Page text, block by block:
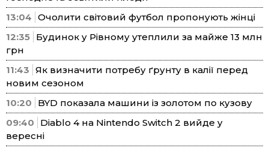
13:04 Очолити світовий футбол пропонують жінці
12:35 Будинок у Рівному утеплили за майже 13 млн
грн
11:43 Як визначити потребу ґрунту в калії перед
новим сезоном
10:20
BYD показала машини із золотом по кузову
09:40
Diablo 4 на Nintendo Switch 2 вийде у
вересні